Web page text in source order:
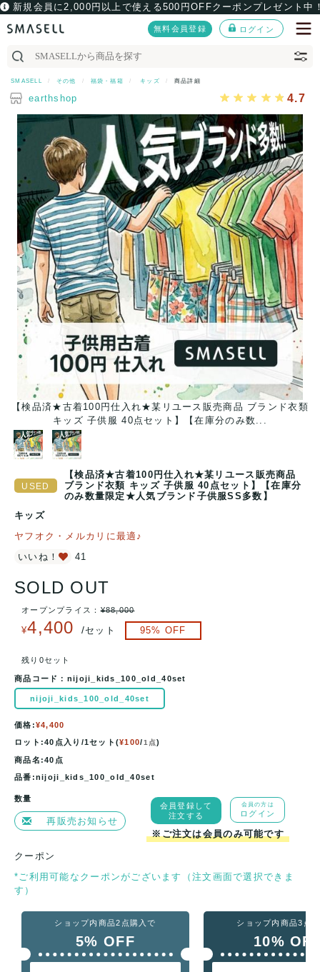
新規会員に2,000円以上で使える500円OFFクーポンプレゼント中
無料会員登録 ログイン
SMASELL その他 福袋・福箱 キッズ 商品詳細
earthshop 4.7
【検品済★古着100円仕入れ★某リユース販売商品 ブランド衣類
キッズ 子供服 40点セット】【在庫分のみ数...
【検品済★古着100円仕入れ★某リユース販売商品
ブランド衣類 キッズ 子供服 40点セット】【在庫分
のみ数量限定★人気ブランド子供服SS多数】
キッズ
ヤフオク・メルカリに最適♪
いいね！
41
SOLD OUT
オープンプライス：¥88,000
¥4,400 /セット 95% OFF
残り0セット
商品コード： nijoji_kids_100_old_40set
nijoji_kids_100_old_40set
価格:¥4,400
ロット:40点入り/1セット(¥100/1点)
商品名:40点
品番:nijoji_kids_100_old_40set
数量
再販売お知らせ
会員登録して
注文する
会員の方は
ログイン
※ご注文は会員のみ可能です
クーポン
*ご利用可能なクーポンがございます（注文画面で選択できま
す）
ショップ内商品2点購入で
5% OFF
ショップ内商品3点
10%